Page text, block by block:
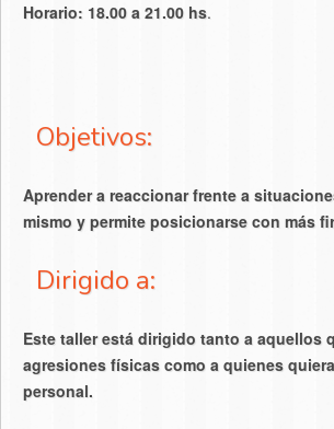
Horario: 18.00 a 21.00 hs.
Objetivos:
Aprender a reaccionar frente a
mismo y permite posicionarse con más
Dirigido a:
Este taller está dirigido tanto a aquellos
agresiones físicas como a quienes
personal.